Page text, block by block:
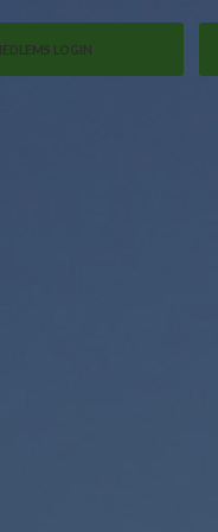
LOGIN